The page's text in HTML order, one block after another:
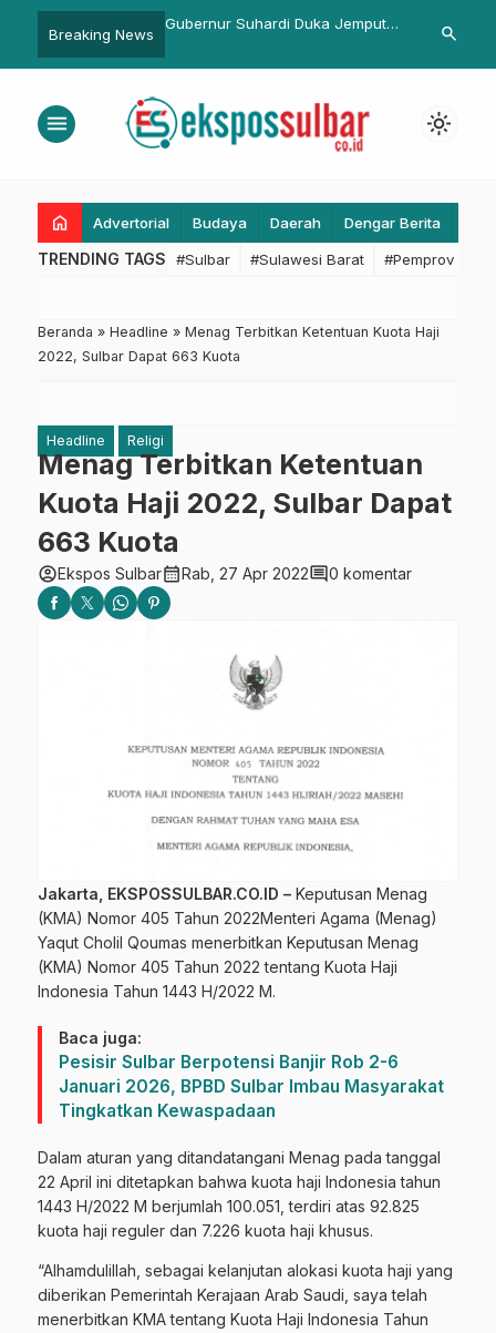
Breaking News
70 Persen pada 2050
Gubernur Suhardi Duka Jemput
Fathan Subchi di Bandara Tampa
Sat Lantas
search
menu light_mode
home Advertorial Budaya Daerah Dengar Berita
TRENDING TAGS #Sulbar #Sulawesi Barat #Pemprov
Beranda » Headline » Menag Terbitkan Ketentuan Kuota Haji
2022, Sulbar Dapat 663 Kuota
Headline Religi
Menag Terbitkan Ketentuan
Kuota Haji 2022, Sulbar Dapat
663 Kuota
account_circleEkspos Sulbarcalendar_monthRab, 27 Apr 2022comment0 komentar
Jakarta, EKSPOSSULBAR.CO.ID – Keputusan Menag
(KMA) Nomor 405 Tahun 2022Menteri Agama (Menag)
Yaqut Cholil Qoumas menerbitkan Keputusan Menag
(KMA) Nomor 405 Tahun 2022 tentang Kuota Haji
Indonesia Tahun 1443 H/2022 M.
Baca juga:
Pesisir Sulbar Berpotensi Banjir Rob 2-6
Januari 2026, BPBD Sulbar Imbau Masyarakat
Tingkatkan Kewaspadaan
Dalam aturan yang ditandatangani Menag pada tanggal
22 April ini ditetapkan bahwa kuota haji Indonesia tahun
1443 H/2022 M berjumlah 100.051, terdiri atas 92.825
kuota haji reguler dan 7.226 kuota haji khusus.
“Alhamdulillah, sebagai kelanjutan alokasi kuota haji yang
diberikan Pemerintah Kerajaan Arab Saudi, saya telah
menerbitkan KMA tentang Kuota Haji Indonesia Tahun